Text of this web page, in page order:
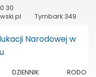
30
Tymbark 349
DZIENNIK
RODO